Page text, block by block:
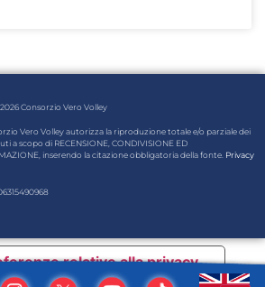
Consorzio Vero Volley
Vero Volley autorizza la riproduzione totale e/o parziale dei
a scopo di RECENSIONE, CONDIVISIONE ED
inserendo la citazione obbligatoria della fonte. Privacy
relative alla privacy